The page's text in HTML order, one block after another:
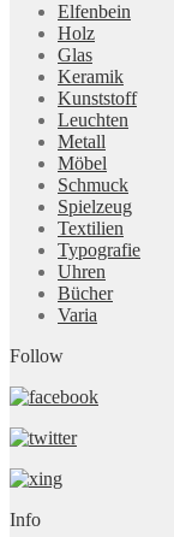
Elfenbein
Holz
Glas
Keramik
Kunststoff
Leuchten
Metall
Möbel
Schmuck
Spielzeug
Textilien
Typografie
Uhren
Bücher
Varia
Follow
Info